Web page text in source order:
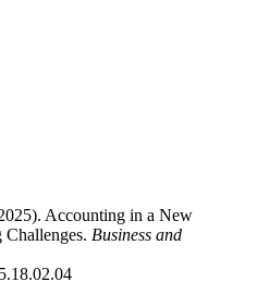
Accounting in a New
Business and